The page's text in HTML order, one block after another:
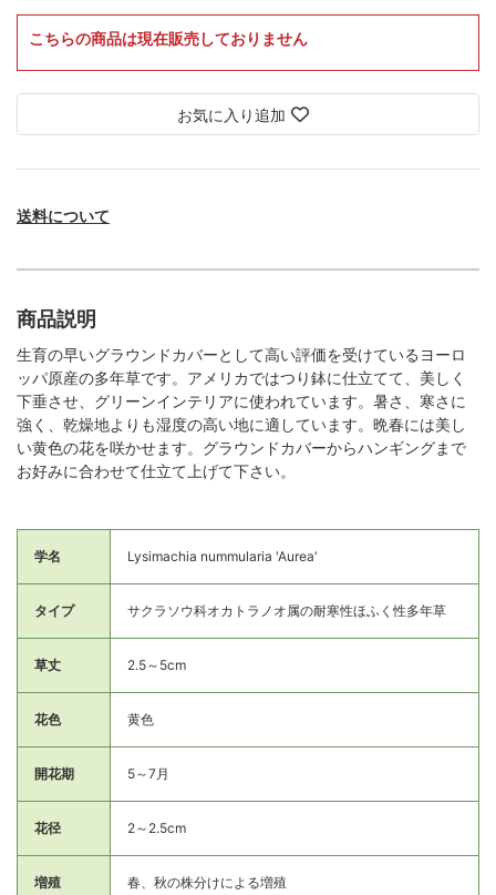
こちらの商品は現在販売しておりません
お気に入り追加
送料について
商品説明
生育の早いグラウンドカバーとして高い評価を受けているヨーロ
ッパ原産の多年草です。アメリカではつり鉢に仕立てて、美しく
下垂させ、グリーンインテリアに使われています。暑さ、寒さに
強く、乾燥地よりも湿度の高い地に適しています。晩春には美し
い黄色の花を咲かせます。グラウンドカバーからハンギングまで
お好みに合わせて仕立て上げて下さい。
学名 Lysimachia nummularia 'Aurea'
タイプ サクラソウ科オカトラノオ属の耐寒性ほふく性多年草
草丈 2.5～5cm
花色 黄色
開花期 5～7月
花径 2～2.5cm
増殖 春、秋の株分けによる増殖